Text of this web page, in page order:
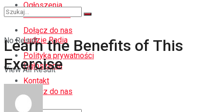
Ogłoszenia
Dołącz do nas
Polityka prywatności
Kontakt
Pozdrowienia
Ludzie Radia
Ogłoszenia
Dołącz do nas
No Result
View All Result
Learn the Benefits of This
Exercise